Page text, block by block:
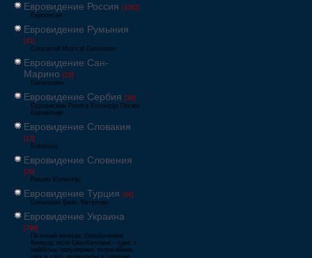
Евровидение Россия [1062]
Европесня
Евровидение Румыния
[41]
Concursul Muzical Eurovision
Евровидение Сан-
Марино [23]
Eurovisione
Евровидение Сербия [39]
Еуровисион Pesma Evrovizije Песма
Евровизије
Евровидение Словакия
[13]
Eurovízia
Евровидение Словения
[26]
Pesem Evrovizije
Евровидение Турция [66]
Eurovision Şarkı Yarışması
Евровидение Украина
[796]
Пісенний конкурс Євробачення
Конкурс пісні Євробачення - одне з
найбільш популярних телевізійних
шоу в світі, проводиться щорічно,